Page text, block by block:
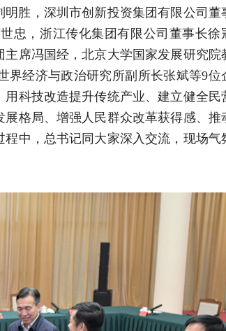
胜，深圳市创新投资集团有限公司董
忠，浙江传化集团有限公司董事长徐
席冯国经，北京大学国家发展研究院
界经济与政治研究所副所长张斌等9位
科技改造提升传统产业、建立健全民
格局、增强人民群众改革获得感、推
中，总书记同大家深入交流，现场气